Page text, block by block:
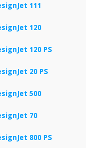
111
120
120 PS
20 PS
500
70
800 PS